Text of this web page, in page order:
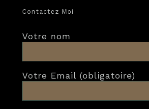
Contactez Moi
Votre nom
Votre Email (obligatoire)